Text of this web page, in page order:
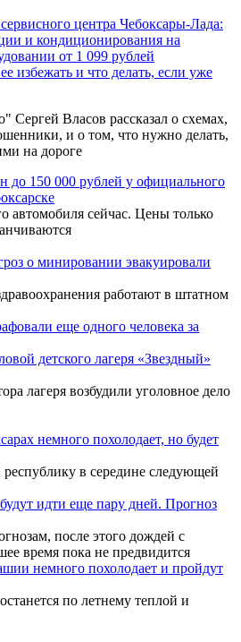
центра Чебоксары-Лада:
и кондиционирования на
от 1 099 рублей
избежать и что делать, если уже
Власов рассказал о схемах,
и о том, что нужно делать,
на дороге
до 150 000 рублей у официального
автомобиля сейчас. Цены только
о минировании эвакуировали
работают в штатном
еще одного человека за
детского лагеря «Звездный»
лагеря возбудили уголовное дело
немного похолодает, но будет
республику в середине следующей
идти еще пару дней. Прогноз
после этого дождей с
время пока не предвидится
немного похолодает и пройдут
по летнему теплой и